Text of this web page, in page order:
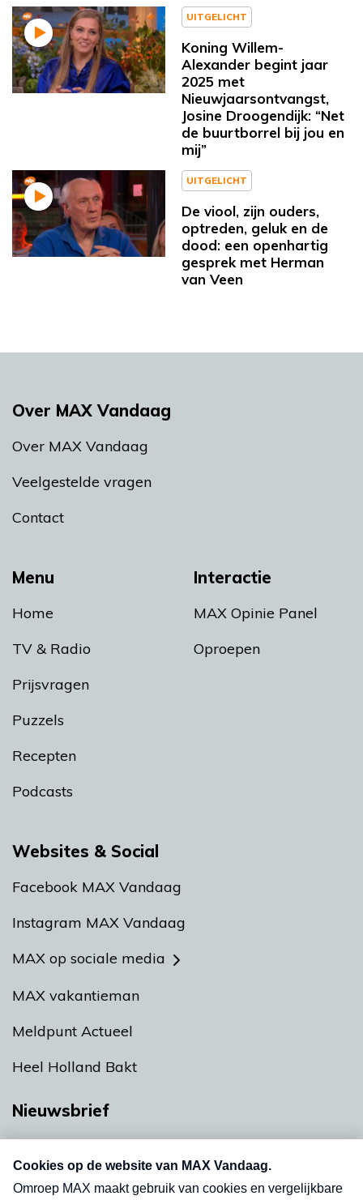
UITGELICHT
Koning Willem-
Alexander begint jaar
2025 met
Nieuwjaarsontvangst,
Josine Droogendijk: “Net
de buurtborrel bij jou en
mij”
UITGELICHT
De viool, zijn ouders,
optreden, geluk en de
dood: een openhartig
gesprek met Herman
van Veen
Menu
Home
TV & Radio
Prijsvragen
Puzzels
Recepten
Podcasts
Interactie
MAX Opinie Panel
Oproepen
Over MAX Vandaag
Over MAX Vandaag
Veelgestelde vragen
Contact
Websites & Social
Facebook MAX Vandaag
Instagram MAX Vandaag
MAX op sociale media
MAX vakantieman
Meldpunt Actueel
Heel Holland Bakt
Nieuwsbrief
nieuwsbrief. Elke vrijdag- en dinsdagochtend in
uw mailbox.